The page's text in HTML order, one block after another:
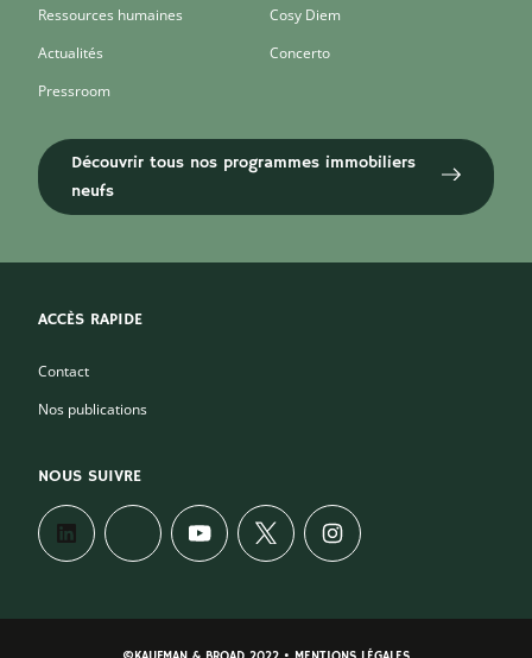
Ressources humaines
Actualités
Pressroom
Cosy Diem
Concerto
Découvrir tous nos programmes immobiliers
neufs
ACCÈS RAPIDE
Contact
Nos publications
NOUS SUIVRE